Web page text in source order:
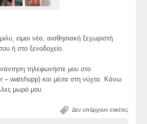
είμαι νέα, αισθησιακή ξεχωριστή
ή στο ξενοδοχείο.
τηλεφωνήστε μου στο
– watshupp) και μέσα στη νύχτα. Κάνω
μωρό μου.
Δεν υπάρχουν ετικέτες